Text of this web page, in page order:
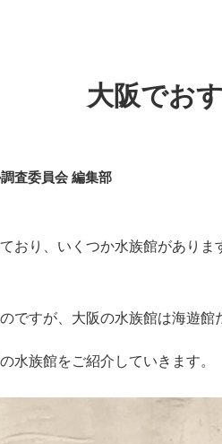
大阪でお
査委員会 編集部
おり、いくつか水族館があり
ですが、大阪の水族館は海遊館
水族館をご紹介していきます。